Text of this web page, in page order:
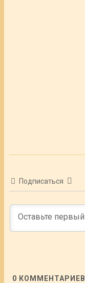
Подписаться
0 КОММЕНТАРИЕВ